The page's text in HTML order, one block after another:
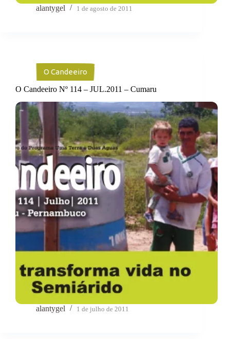
alantygel 1 de agosto de 2011
O Candeeiro
O Candeeiro Nº 114 – JUL.2011 – Cumaru
alantygel 1 de julho de 2011